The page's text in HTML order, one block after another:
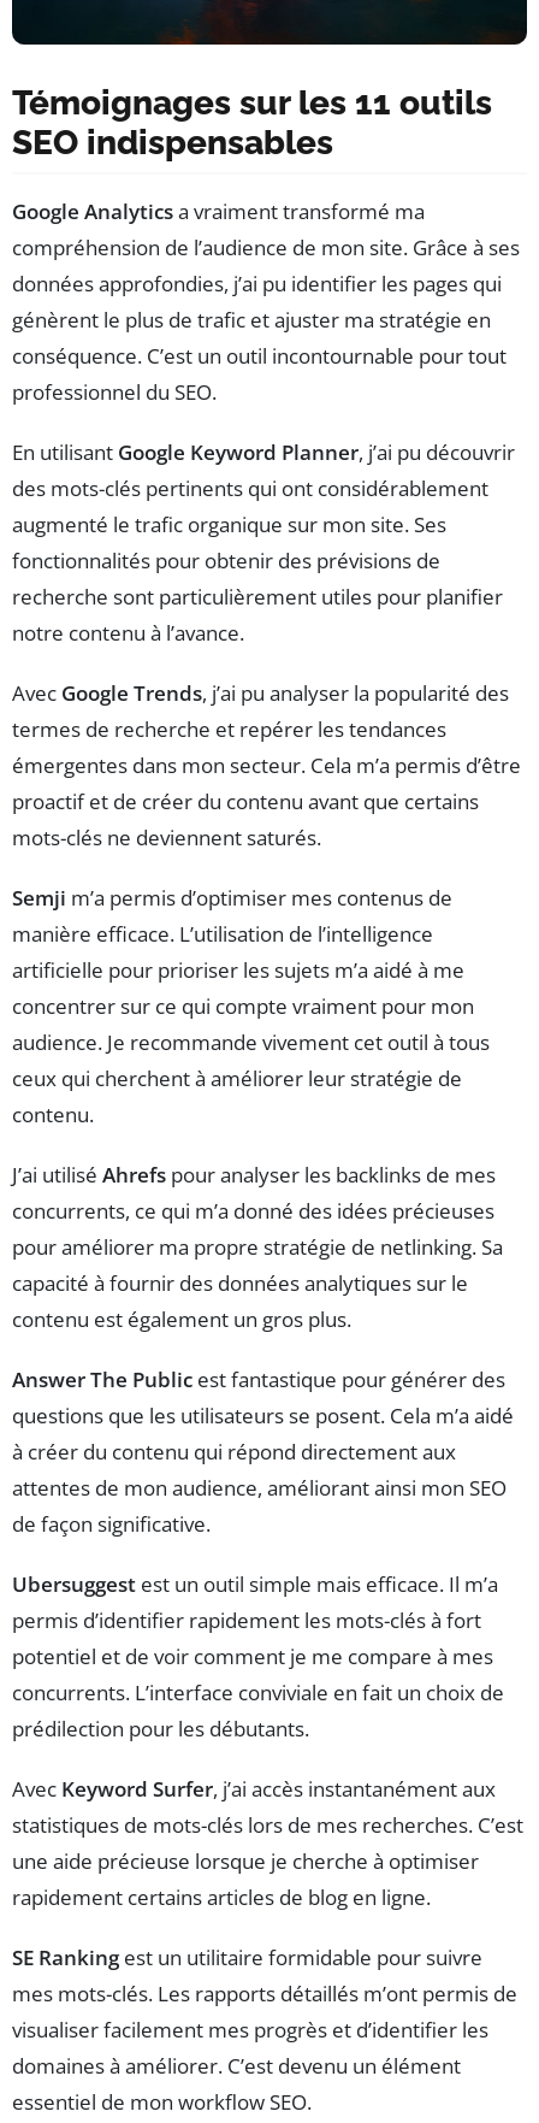
Témoignages sur les 11 outils
SEO indispensables
Google Analyticsa vraiment transformé ma
compréhension de l’audience de mon site. Grâce à ses
données approfondies, j’ai pu identifier les pages qui
génèrent le plus de trafic et ajuster ma stratégie en
conséquence. C’est un outil incontournable pour tout
professionnel du SEO.
En utilisant Google Keyword Planner, j’ai pu découvrir
des mots-clés pertinents qui ont considérablement
augmenté le trafic organique sur mon site. Ses
fonctionnalités pour obtenir des prévisions de
recherche sont particulièrement utiles pour planifier
notre contenu à l’avance.
Avec Google Trends, j’ai pu analyser la popularité des
termes de recherche et repérer les tendances
émergentes dans mon secteur. Cela m’a permis d’être
proactif et de créer du contenu avant que certains
mots-clés ne deviennent saturés.
Semji m’a permis d’optimiser mes contenus de
manière efficace. L’utilisation de l’intelligence
artificielle pour prioriser les sujets m’a aidé à me
concentrer sur ce qui compte vraiment pour mon
audience. Je recommande vivement cet outil à tous
ceux qui cherchent à améliorer leur stratégie de
contenu.
J’ai utilisé Ahrefs pour analyser les backlinks de mes
concurrents, ce qui m’a donné des idées précieuses
pour améliorer ma propre stratégie de netlinking. Sa
capacité à fournir des données analytiques sur le
contenu est également un gros plus.
Answer The Public est fantastique pour générer des
questions que les utilisateurs se posent. Cela m’a aidé
à créer du contenu qui répond directement aux
attentes de mon audience, améliorant ainsi mon SEO
de façon significative.
Ubersuggest est un outil simple mais efficace. Il m’a
permis d’identifier rapidement les mots-clés à fort
potentiel et de voir comment je me compare à mes
concurrents. L’interface conviviale en fait un choix de
prédilection pour les débutants.
Avec Keyword Surfer, j’ai accès instantanément aux
statistiques de mots-clés lors de mes recherches. C’est
une aide précieuse lorsque je cherche à optimiser
rapidement certains articles de blog en ligne.
SE Rankingest un utilitaire formidable pour suivre
mes mots-clés. Les rapports détaillés m’ont permis de
visualiser facilement mes progrès et d’identifier les
domaines à améliorer. C’est devenu un élément
essentiel de mon workflow SEO.